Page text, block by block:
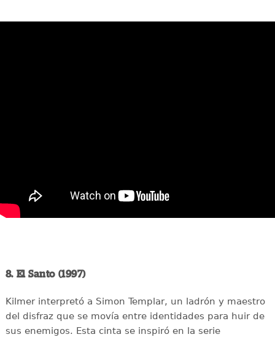
8. El Santo (1997)
Kilmer interpretó a Simon Templar, un ladrón y maestro
del disfraz que se movía entre identidades para huir de
sus enemigos. Esta cinta se inspiró en la serie